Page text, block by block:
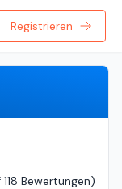
Registrieren
118 Bewertungen)